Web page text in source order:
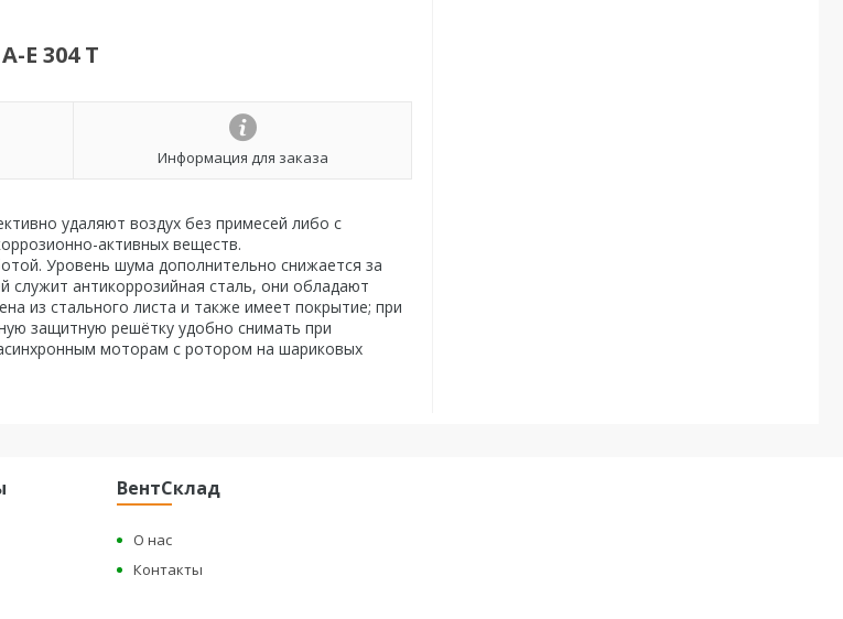
304 T
Информация для заказа
удаляют воздух без примесей либо с
активных веществ.
Уровень шума дополнительно снижается за
служит антикоррозийная сталь, они обладают
из стального листа и также имеет покрытие; при
защитную решётку удобно снимать при
моторам с ротором на шариковых
ВентСклад
О нас
Контакты